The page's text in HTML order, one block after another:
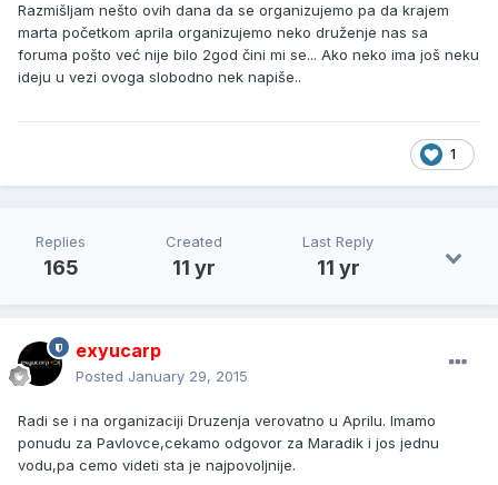
Razmišljam nešto ovih dana da se organizujemo pa da krajem
marta početkom aprila organizujemo neko druženje nas sa
foruma pošto već nije bilo 2god čini mi se... Ako neko ima još neku
ideju u vezi ovoga slobodno nek napiše..
1
Replies
165
Created
11 yr
Last Reply
11 yr
exyucarp
Posted January 29, 2015
Radi se i na organizaciji Druzenja verovatno u Aprilu. Imamo
ponudu za Pavlovce,cekamo odgovor za Maradik i jos jednu
vodu,pa cemo videti sta je najpovoljnije.